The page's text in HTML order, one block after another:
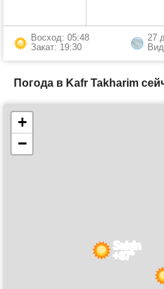
Восход: 05:48
Закат: 19:30
27
Погода в Kafr Takharim
Salqin
+37°
+
−